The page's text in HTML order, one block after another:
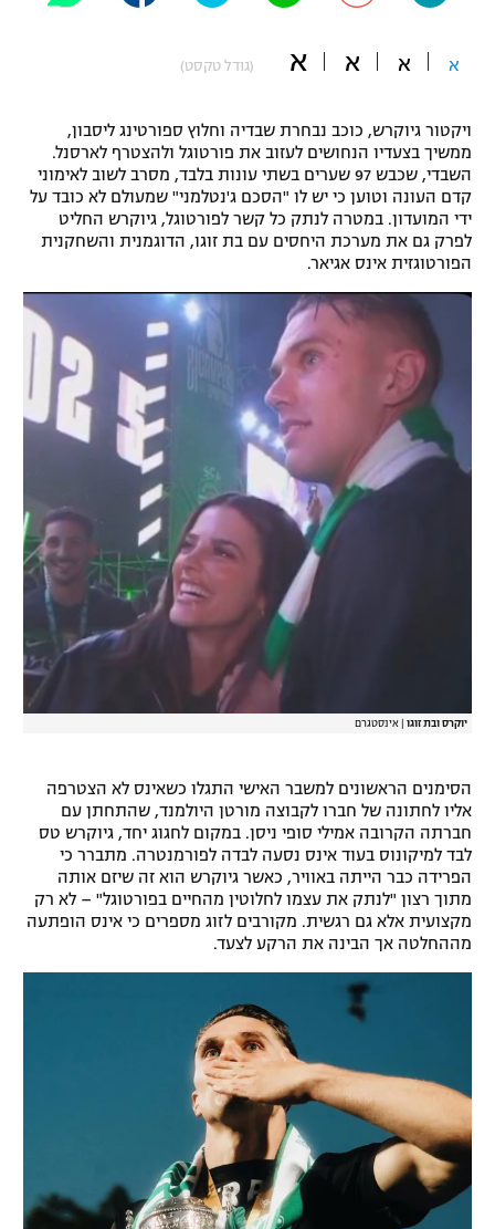
תקנון משתתפים וזוכים בפרסים
תקנון עבור פעילות אלקטרה
טניס
גיימינג E-Sports
תנאי שימוש
מדיניות פרטיות
תקנון פעילות ספורט 1
רשיון להקרנה פומבית לבית עסק
הצטרפות לחבילת הערוצים
כדורמים
פוטבול אמריקאי NFL
בייסבול MLB
ספורט אתגרי ואקסטרים
אומנויות לחימה
גיימינג E-Sports
א א א א (גודל טקסט)
ויקטור גיוקרש, כוכב נבחרת שבדיה וחלוץ ספורטינג ליסבון,
ממשיך בצעדיו הנחושים לעזוב את פורטוגל ולהצטרף לארסנל.
השבדי, שכבש 97 שערים בשתי עונות בלבד, מסרב לשוב לאימוני
קדם העונה וטוען כי יש לו "הסכם ג'נטלמני" שמעולם לא כובד על
ידי המועדון. במטרה לנתק כל קשר לפורטוגל, גיוקרש החליט
לפרק גם את מערכת היחסים עם בת זוגו, הדוגמנית והשחקנית
הפורטוגזית אינס אגיאר.
יוקרס ובת זוגו אינסטגרם
הסימנים הראשונים למשבר האישי התגלו כשאינס לא הצטרפה
אליו לחתונה של חברו לקבוצה מורטן היולמנד, שהתחתן עם
חברתה הקרובה אמילי סופי ניסן. במקום לחגוג יחד, גיוקרש טס
לבד למיקונוס בעוד אינס נסעה לבדה לפורמנטרה. מתברר כי
הפרידה כבר הייתה באוויר, כאשר גיוקרש הוא זה שיזם אותה
מתוך רצון "לנתק את עצמו לחלוטין מהחיים בפורטוגל" – לא רק
מקצועית אלא גם רגשית. מקורבים לזוג מספרים כי אינס הופתעה
מההחלטה אך הבינה את הרקע לצעד.